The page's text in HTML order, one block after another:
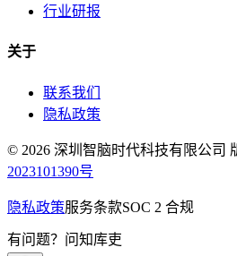
行业研报
关于
联系我们
隐私政策
© 2026 深圳智脑时代科技有限公司
2023101390号
隐私政策服务条款SOC 2 合规
有问题？问知库吏